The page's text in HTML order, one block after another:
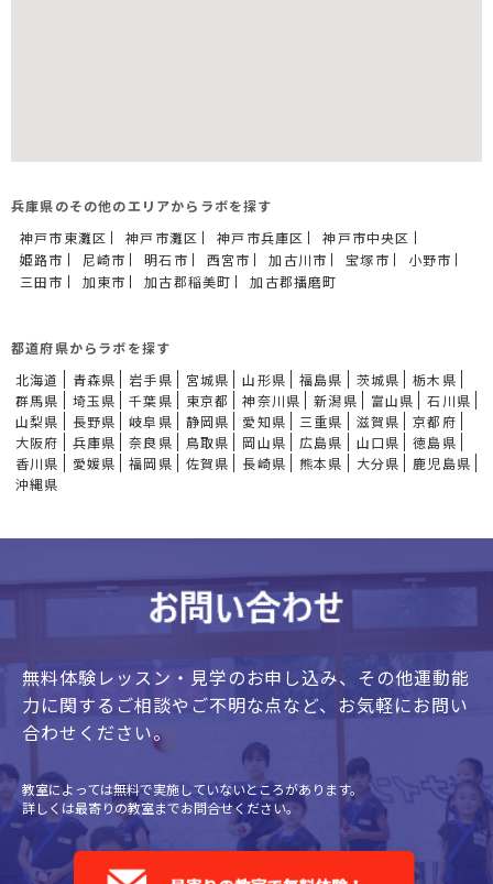
兵庫県のその他のエリアからラボを探す
神戸市東灘区
神戸市灘区 神戸市兵庫区
神戸市中央区
姫路市
尼崎市 明石市 西宮市 加古川市 宝塚市
小野市
三田市
加東市 加古郡稲美町 加古郡播磨町
都道府県からラボを探す
北海道
青森県 岩手県 宮城県 山形県 福島県 茨城県
栃木県
群馬県
埼玉県 千葉県 東京都 神奈川県 新潟県 富山県
石川県
山梨県
長野県 岐阜県 静岡県 愛知県 三重県 滋賀県
京都府
大阪府
兵庫県 奈良県 鳥取県 岡山県 広島県 山口県
徳島県
香川県
愛媛県 福岡県 佐賀県 長崎県 熊本県 大分県
鹿児島県
沖縄県
無料体験レッスン・見学のお申し込み、 その他運動能
力に関するご相談やご不明な点など、 お気軽にお問い
合わせください。
教室によっては無料で実施していないところがあります。
詳しくは最寄りの教室までお問合せください。